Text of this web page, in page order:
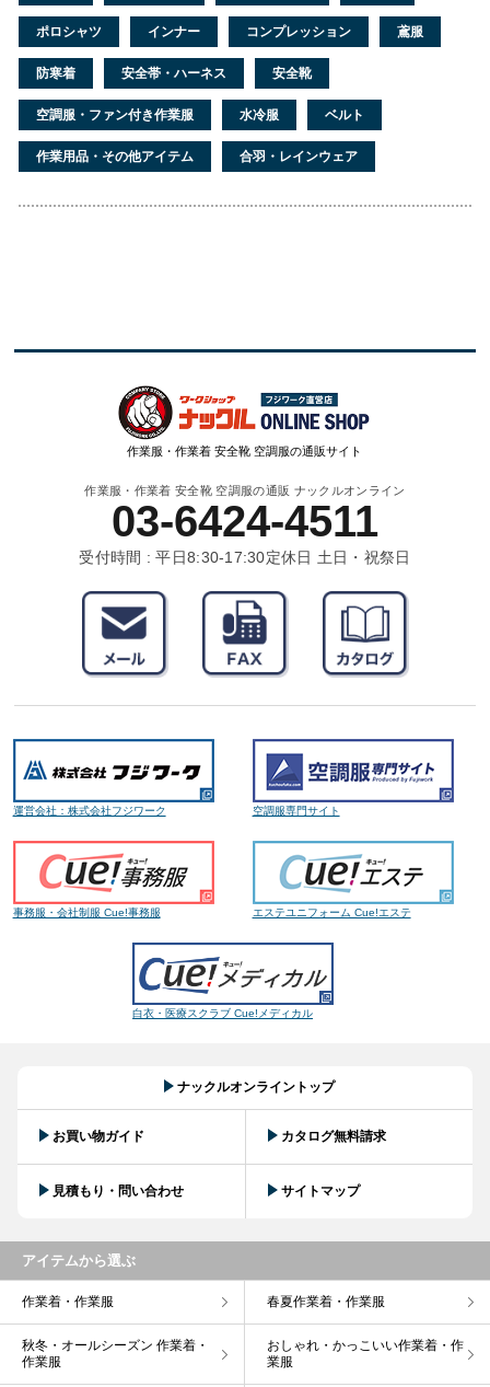
ポロシャツ インナー コンプレッション 鳶服
防寒着 安全帯・ハーネス 安全靴
空調服・ファン付き作業服 水冷服 ベルト
作業用品・その他アイテム 合羽・レインウェア
作業服・作業着 安全靴 空調服の通販サイト
作業服・作業着 安全靴 空調服の通販 ナックルオンライン
03-6424-4511
受付時間 : 平日8:30-17:30定休日 土日・祝祭日
運営会社：株式会社フジワーク 空調服専門サイト
事務服・会社制服 Cue!事務服 エステユニフォーム Cue!エステ
白衣・医療スクラブ Cue!メディカル
ナックルオンライントップ
お買い物ガイド カタログ無料請求
見積もり・問い合わせ サイトマップ
アイテムから選ぶ
作業着・作業服 春夏作業着・作業服
秋冬・オールシーズン 作業着・
作業服
おしゃれ・かっこいい作業着・作
業服